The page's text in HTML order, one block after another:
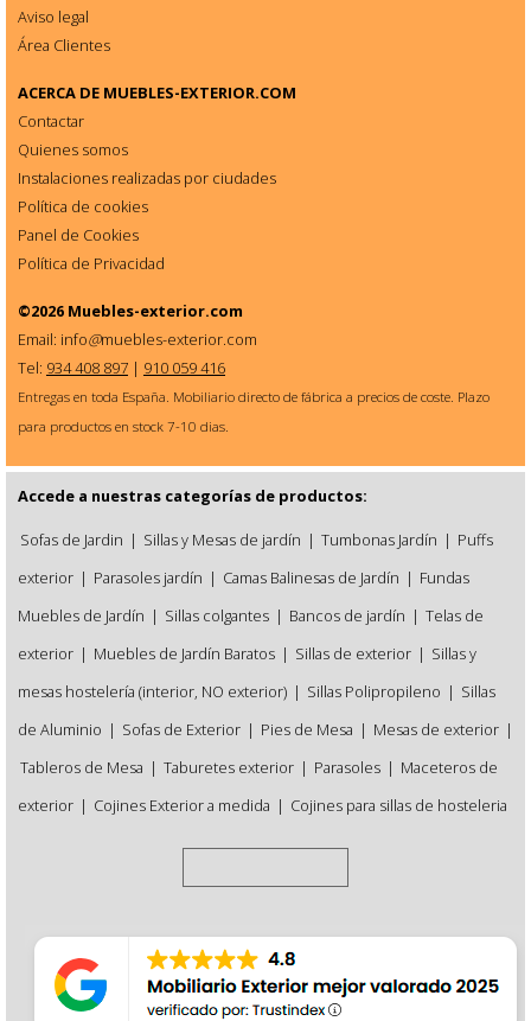
Aviso legal
Área Clientes
ACERCA DE MUEBLES-EXTERIOR.COM
Contactar
Quienes somos
Instalaciones realizadas por ciudades
Política de cookies
Panel de Cookies
Política de Privacidad
©2026 Muebles-exterior.com
Email: info@muebles-exterior.com
Tel: 934 408 897 | 910 059 416
Entregas en toda España. Mobiliario directo de fábrica a precios de coste. Plazo
para productos en stock 7-10 dias.
Accede a nuestras categorías de productos:
Sofas de Jardin | Sillas y Mesas de jardín | Tumbonas Jardín | Puffs
exterior | Parasoles jardín | Camas Balinesas de Jardín | Fundas
Muebles de Jardín | Sillas colgantes | Bancos de jardín | Telas de
exterior | Muebles de Jardín Baratos | Sillas de exterior | Sillas y
mesas hostelería (interior, NO exterior) | Sillas Polipropileno | Sillas
de Aluminio | Sofas de Exterior | Pies de Mesa | Mesas de exterior |
Tableros de Mesa | Taburetes exterior | Parasoles | Maceteros de
exterior | Cojines Exterior a medida | Cojines para sillas de hosteleria